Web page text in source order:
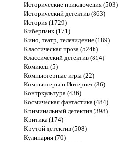
Исторические приключения (503)
Исторический детектив (863)
История (1729)
Киберпанк (171)
Кино, театр, телевидение (189)
Классическая проза (5246)
Классический детектив (814)
Комиксы (5)
Компьютерные игры (22)
Компьютеры и Интернет (36)
Контркультура (436)
Космическая фантастика (484)
Криминальный детектив (398)
Критика (174)
Крутой детектив (508)
Кулинария (70)